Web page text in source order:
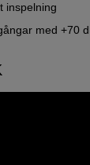
inspelning
med +70